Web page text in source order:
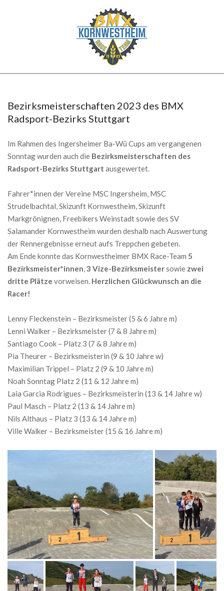
BMX
MenuBezirksmeisterschaften 2023 des BMX
Radsport-Bezirks Stuttgart
Im Rahmen des Ingersheimer Ba-Wü Cups am vergangenen
Sonntag wurden auch die Bezirksmeisterschaften des
Radsport-Bezirks Stuttgart ausgewertet.
Fahrer*innen der Vereine MSC Ingersheim, MSC
Strudelbachtal, Skizunft Kornwestheim, Skizunft
Markgrönignen, Freebikers Weinstadt sowie des SV
Salamander Kornwestheim wurden deshalb nach Auswertung
der Rennergebnisse erneut aufs Treppchen gebeten.
Am Ende konnte das Kornwestheimer BMX Race-Team 5
Bezirksmeister*innen,3 Vize-Bezirksmeistersowie zwei
dritte Plätze vorweisen. Herzlichen Glückwunsch an die
Racer!
Lenny Fleckenstein – Bezirksmeister (5 & 6 Jahre m)
Lenni Walker – Bezirksmeister (7 & 8 Jahre m)
Santiago Cook – Platz 3 (7 & 8 Jahre m)
Pia Theurer – Bezirksmeisterin (9 & 10 Jahre w)
Maximilian Trippel – Platz 2 (9 & 10 Jahre m)
Noah Sonntag Platz 2 (11 & 12 Jahre m)
Laia Garcia Rodrigues – Bezirksmeisterin (13 & 14 Jahre w)
Paul Masch – Platz 2 (13 & 14 Jahre m)
Nils Althaus – Platz 3 (13 & 14 Jahre m)
Ville Walker – Bezirksmeister (15 & 16 Jahre m)